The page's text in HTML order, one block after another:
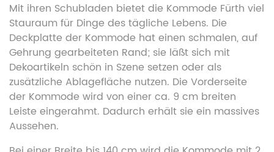
Mit ihren Schubladen bietet die Kommode Fürth viel
Stauraum für Dinge des tägliche Lebens. Die
Deckplatte der Kommode hat einen schmalen, auf
Gehrung gearbeiteten Rand; sie läßt sich mit
Dekoartikeln schön in Szene setzen oder als
zusätzliche Ablagefläche nutzen. Die Vorderseite
der Kommode wird von einer ca. 9 cm breiten
Leiste eingerahmt. Dadurch erhält sie ein massives
Aussehen.